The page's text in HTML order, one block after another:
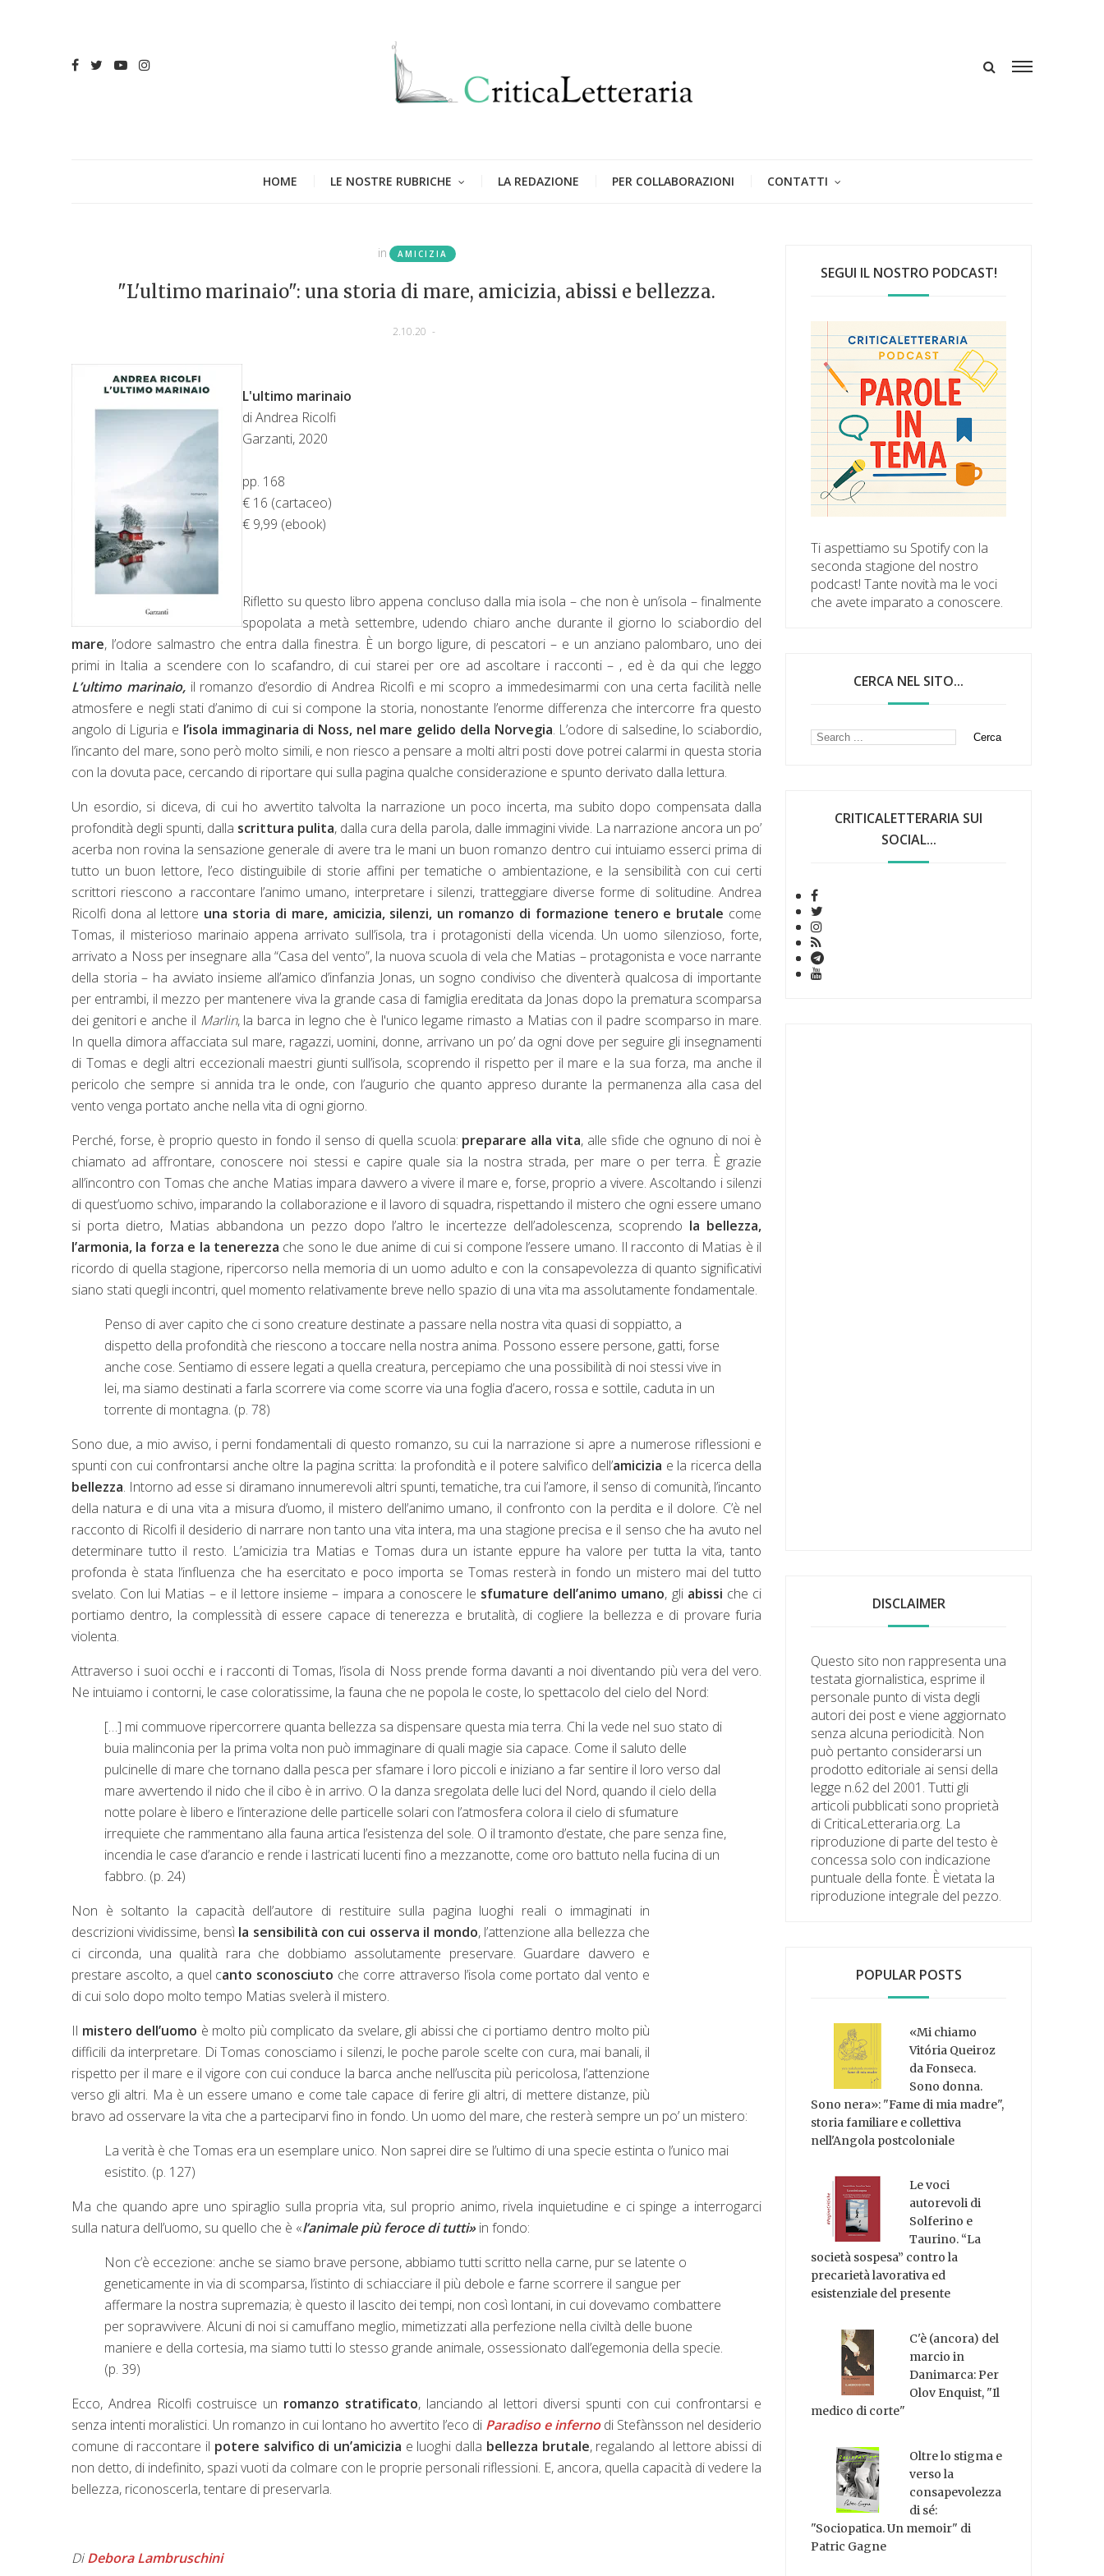
HOME LE NOSTRE RUBRICHE LA REDAZIONE PER COLLABORAZIONI CONTATTI
in AMICIZIA
"L'ultimo marinaio": una storia di mare, amicizia, abissi e bellezza.
2.10.20 -
L'ultimo marinaio
di Andrea Ricolfi
Garzanti, 2020
pp. 168
€ 16 (cartaceo)
€ 9,99 (ebook)
Rifletto su questo libro appena concluso dalla mia isola – che non è un’isola – finalmente
spopolata a metà settembre, udendo chiaro anche durante il giorno lo sciabordio del
mare, l’odore salmastro che entra dalla finestra. È un borgo ligure, di pescatori – e un anziano palombaro, uno dei
primi in Italia a scendere con lo scafandro, di cui starei per ore ad ascoltare i racconti – , ed è da qui che leggo
L’ultimo marinaio,il romanzo d’esordio di Andrea Ricolfi e mi scopro a immedesimarmi con una certa facilità nelle
atmosfere e negli stati d’animo di cui si compone la storia, nonostante l’enorme differenza che intercorre fra questo
angolo di Liguria e l’isola immaginaria di Noss, nel mare gelido della Norvegia. L’odore di salsedine, lo sciabordio,
l’incanto del mare, sono però molto simili, e non riesco a pensare a molti altri posti dove potrei calarmi in questa storia
con la dovuta pace, cercando di riportare qui sulla pagina qualche considerazione e spunto derivato dalla lettura.
Un esordio, si diceva, di cui ho avvertito talvolta la narrazione un poco incerta, ma subito dopo compensata dalla
profondità degli spunti, dalla scrittura pulita, dalla cura della parola, dalle immagini vivide. La narrazione ancora un po’
acerba non rovina la sensazione generale di avere tra le mani un buon romanzo dentro cui intuiamo esserci prima di
tutto un buon lettore, l’eco distinguibile di storie affini per tematiche o ambientazione, e la sensibilità con cui certi
scrittori riescono a raccontare l’animo umano, interpretare i silenzi, tratteggiare diverse forme di solitudine. Andrea
Ricolfi dona al lettore una storia di mare, amicizia, silenzi, un romanzo di formazione tenero e brutale come
Tomas, il misterioso marinaio appena arrivato sull’isola, tra i protagonisti della vicenda. Un uomo silenzioso, forte,
arrivato a Noss per insegnare alla “Casa del vento”, la nuova scuola di vela che Matias – protagonista e voce narrante
della storia – ha avviato insieme all’amico d’infanzia Jonas, un sogno condiviso che diventerà qualcosa di importante
per entrambi, il mezzo per mantenere viva la grande casa di famiglia ereditata da Jonas dopo la prematura scomparsa
dei genitori e anche il Marlin, la barca in legno che è l'unico legame rimasto a Matias con il padre scomparso in mare.
In quella dimora affacciata sul mare, ragazzi, uomini, donne, arrivano un po’ da ogni dove per seguire gli insegnamenti
di Tomas e degli altri eccezionali maestri giunti sull’isola, scoprendo il rispetto per il mare e la sua forza, ma anche il
pericolo che sempre si annida tra le onde, con l’augurio che quanto appreso durante la permanenza alla casa del
vento venga portato anche nella vita di ogni giorno.
Perché, forse, è proprio questo in fondo il senso di quella scuola: preparare alla vita, alle sfide che ognuno di noi è
chiamato ad affrontare, conoscere noi stessi e capire quale sia la nostra strada, per mare o per terra. È grazie
all’incontro con Tomas che anche Matias impara davvero a vivere il mare e, forse, proprio a vivere. Ascoltando i silenzi
di quest’uomo schivo, imparando la collaborazione e il lavoro di squadra, rispettando il mistero che ogni essere umano
si porta dietro, Matias abbandona un pezzo dopo l’altro le incertezze dell’adolescenza, scoprendo la bellezza,
l’armonia, la forza e la tenerezza che sono le due anime di cui si compone l’essere umano. Il racconto di Matias è il
ricordo di quella stagione, ripercorso nella memoria di un uomo adulto e con la consapevolezza di quanto significativi
siano stati quegli incontri, quel momento relativamente breve nello spazio di una vita ma assolutamente fondamentale.
Penso di aver capito che ci sono creature destinate a passare nella nostra vita quasi di soppiatto, a
dispetto della profondità che riescono a toccare nella nostra anima. Possono essere persone, gatti, forse
anche cose. Sentiamo di essere legati a quella creatura, percepiamo che una possibilità di noi stessi vive in
lei, ma siamo destinati a farla scorrere via come scorre via una foglia d’acero, rossa e sottile, caduta in un
torrente di montagna. (p. 78)
Sono due, a mio avviso, i perni fondamentali di questo romanzo, su cui la narrazione si apre a numerose riflessioni e
spunti con cui confrontarsi anche oltre la pagina scritta: la profondità e il potere salvifico dell’amicizia e la ricerca della
bellezza. Intorno ad esse si diramano innumerevoli altri spunti, tematiche, tra cui l’amore, il senso di comunità, l’incanto
della natura e di una vita a misura d’uomo, il mistero dell’animo umano, il confronto con la perdita e il dolore. C’è nel
racconto di Ricolfi il desiderio di narrare non tanto una vita intera, ma una stagione precisa e il senso che ha avuto nel
determinare tutto il resto. L’amicizia tra Matias e Tomas dura un istante eppure ha valore per tutta la vita, tanto
profonda è stata l’influenza che ha esercitato e poco importa se Tomas resterà in fondo un mistero mai del tutto
svelato. Con lui Matias – e il lettore insieme – impara a conoscere le sfumature dell’animo umano, gli abissi che ci
portiamo dentro, la complessità di essere capace di tenerezza e brutalità, di cogliere la bellezza e di provare furia
violenta.
Attraverso i suoi occhi e i racconti di Tomas, l’isola di Noss prende forma davanti a noi diventando più vera del vero.
Ne intuiamo i contorni, le case coloratissime, la fauna che ne popola le coste, lo spettacolo del cielo del Nord:
[…] mi commuove ripercorrere quanta bellezza sa dispensare questa mia terra. Chi la vede nel suo stato di
buia malinconia per la prima volta non può immaginare di quali magie sia capace. Come il saluto delle
pulcinelle di mare che tornano dalla pesca per sfamare i loro piccoli e iniziano a far sentire il loro verso dal
mare avvertendo il nido che il cibo è in arrivo. O la danza sregolata delle luci del Nord, quando il cielo della
notte polare è libero e l’interazione delle particelle solari con l’atmosfera colora il cielo di sfumature
irrequiete che rammentano alla fauna artica l’esistenza del sole. O il tramonto d’estate, che pare senza fine,
incendia le case d’arancio e rende i lastricati lucenti fino a mezzanotte, come oro battuto nella fucina di un
fabbro. (p. 24)
Non è soltanto la capacità dell’autore di restituire sulla pagina luoghi reali o immaginati in
descrizioni vividissime, bensì la sensibilità con cui osserva il mondo, l’attenzione alla bellezza che
ci circonda, una qualità rara che dobbiamo assolutamente preservare. Guardare davvero e
prestare ascolto, a quel canto sconosciuto che corre attraverso l’isola come portato dal vento e
di cui solo dopo molto tempo Matias svelerà il mistero.
Il mistero dell’uomo è molto più complicato da svelare, gli abissi che ci portiamo dentro molto più
difficili da interpretare. Di Tomas conosciamo i silenzi, le poche parole scelte con cura, mai banali, il
rispetto per il mare e il vigore con cui conduce la barca anche nell’uscita più pericolosa, l’attenzione
verso gli altri. Ma è un essere umano e come tale capace di ferire gli altri, di mettere distanze, più
bravo ad osservare la vita che a parteciparvi fino in fondo. Un uomo del mare, che resterà sempre un po’ un mistero:
La verità è che Tomas era un esemplare unico. Non saprei dire se l’ultimo di una specie estinta o l’unico mai
esistito. (p. 127)
Ma che quando apre uno spiraglio sulla propria vita, sul proprio animo, rivela inquietudine e ci spinge a interrogarci
sulla natura dell’uomo, su quello che è «l’animale più feroce di tutti»in fondo:
Non c’è eccezione: anche se siamo brave persone, abbiamo tutti scritto nella carne, pur se latente o
geneticamente in via di scomparsa, l’istinto di schiacciare il più debole e farne scorrere il sangue per
affermare la nostra supremazia; è questo il lascito dei tempi, non così lontani, in cui dovevamo combattere
per sopravvivere. Alcuni di noi si camuffano meglio, mimetizzati alla perfezione nella civiltà delle buone
maniere e della cortesia, ma siamo tutti lo stesso grande animale, ossessionato dall’egemonia della specie.
(p. 39)
Ecco, Andrea Ricolfi costruisce un romanzo stratificato, lanciando al lettori diversi spunti con cui confrontarsi e
senza intenti moralistici. Un romanzo in cui lontano ho avvertito l’eco di Paradiso e infernodi Stefànsson nel desiderio
comune di raccontare il potere salvifico di un’amicizia e luoghi dalla bellezza brutale, regalando al lettore abissi di
non detto, di indefinito, spazi vuoti da colmare con le proprie personali riflessioni. E, ancora, quella capacità di vedere la
bellezza, riconoscerla, tentare di preservarla.
DiDebora Lambruschini
SEGUI IL NOSTRO PODCAST!
Ti aspettiamo su Spotify con la
seconda stagione del nostro
podcast! Tante novità ma le voci
che avete imparato a conoscere.
CERCA NEL SITO...
CRITICALETTERARIA SUI
SOCIAL...
DISCLAIMER
Questo sito non rappresenta una
testata giornalistica, esprime il
personale punto di vista degli
autori dei post e viene aggiornato
senza alcuna periodicità. Non
può pertanto considerarsi un
prodotto editoriale ai sensi della
legge n.62 del 2001. Tutti gli
articoli pubblicati sono proprietà
di CriticaLetteraria.org. La
riproduzione di parte del testo è
concessa solo con indicazione
puntuale della fonte. È vietata la
riproduzione integrale del pezzo.
POPULAR POSTS
«Mi chiamo
Vitória Queiroz
da Fonseca.
Sono donna.
Sono nera»: "Fame di mia madre",
storia familiare e collettiva
nell'Angola postcoloniale
Le voci
autorevoli di
Solferino e
Taurino. “La
società sospesa” contro la
precarietà lavorativa ed
esistenziale del presente
C'è (ancora) del
marcio in
Danimarca: Per
Olov Enquist, "Il
medico di corte"
Oltre lo stigma e
verso la
consapevolezza
di sé:
"Sociopatica. Un memoir" di
Patric Gagne